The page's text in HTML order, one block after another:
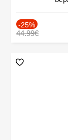
-25%
44.99€